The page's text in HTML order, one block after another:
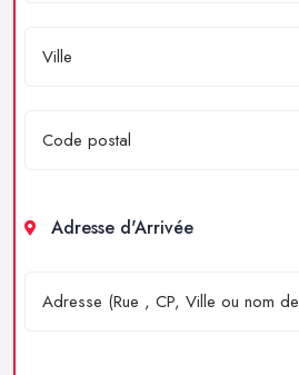
Adresse d'Arrivée